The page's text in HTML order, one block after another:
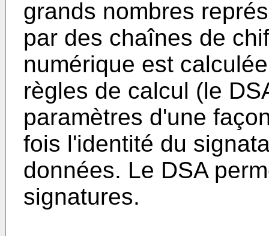
grands nombres
par des chaînes de
numérique est
règles de calcul (le
paramètres d'une
fois l'identité du
données. Le DSA
signatures.